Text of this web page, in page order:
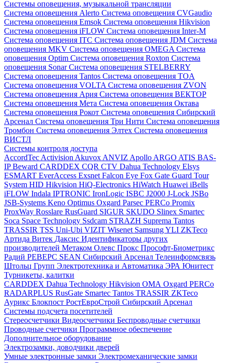
Системы оповещения, музыкальной трансляции
Система оповещения Alerto Система оповещения CVGaudio
Система оповещения Emsok Система оповещения Hikvision
Система оповещения iFLOW Система оповещения Inter-M
Система оповещения ITC Система оповещения JDM Система
оповещения MKV Система оповещения OMEGA Система
оповещения Optim Система оповещения Roxton Система
оповещения SonarСистема оповещения STELBERRY
Система оповещения Tantos Система оповещения TOA
Система оповещения VOLTA Система оповещения ZVON
Система оповещения Ария Система оповещения ВЕКТОР
Система оповещения Мета Система оповещения Октава
Система оповещения Рокот Система оповещения Сибирский
Арсенал Система оповещения Три Нити Система оповещения
Тромбон Система оповещения Элтех Система оповещения
ВИСТЛ
Системы контроля доступа
AccordTec Activision Akuvox ANVIZ Apollo ARGO ATIS BAS-
IPBeward CARDDEX CQR CTV Dahua Technology Elsys
ESMART EverAccess Exsnet Falcon Eye Fox Gate Guard Tour
System HID Hikvision HiQ-Electronics HiWatch Huawei iBells
iFLOW Indala IPTRONIC IronLogic ISBC J2000 J-Lock JSBo
JSB-Systems Keno Optimus Oxgard Parsec PERCo Promix
ProxWay Rosslare RusGuard SIGUR SKUDO Slinex Smartec
Soca Space Technology Ssdcam STRAZH Suprema Tantos
TRASSIR TSS Uni-Ubi VIZIT Wisenet SamsungYLI ZKTeco
Артида Витек Даксис Идентификаторы других
производителей Метаком Олевс Прокс Прософт-Биометрикс
Радий РЕВЕРС SEAN Сибирский Арсенал Телеинформсвязь
Штольц Групп Электротехника и Автоматика ЭРА Юнитест
Турникеты, калитки
CARDDEX Dahua Technology Hikvision ОМА Oxgard PERCo
RADARPLUS RusGate Smartec Tantos TRASSIR ZKTeco
Аурикс Блокпост РостЕвроСтрой Сибирский Арсенал
Системы подсчета посетителей
Стереосчетчики Видеосчетчики Беспроводные счетчики
Проводные счетчики Программное обеспечение
Дополнительное оборудование
Электрозамки, доводчики дверей
Умные электронные замки Электромеханические замки